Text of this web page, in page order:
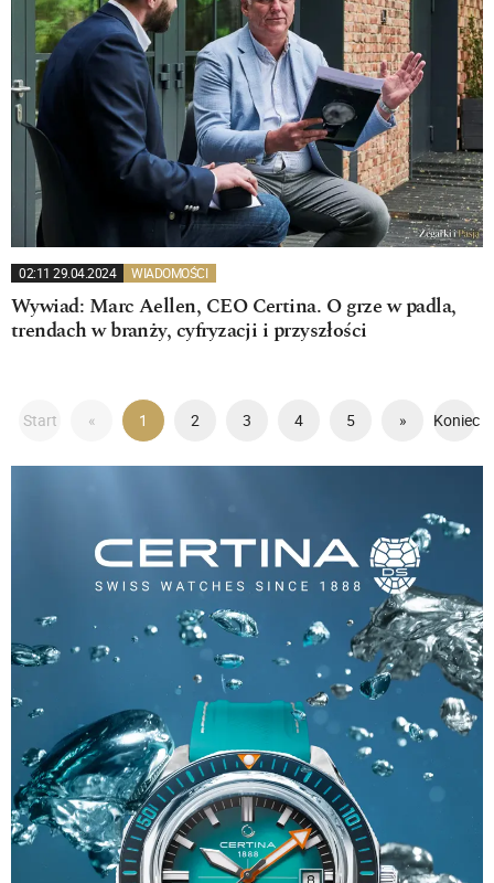
02:11 29.04.2024 WIADOMOŚCI
Wywiad: Marc Aellen, CEO Certina. O grze w padla,
trendach w branży, cyfryzacji i przyszłości
Start « 1 2 3 4 5 » Koniec